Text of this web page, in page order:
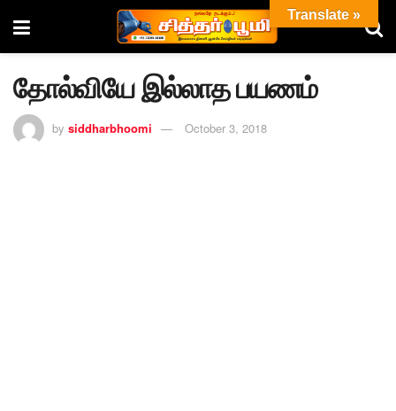
தோல்வியே இல்லாத பயணம்
by siddharbhoomi October 3, 2018
Translate »